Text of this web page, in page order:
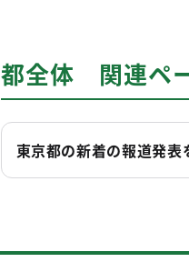
都全体 関連ペ
東京都の新着の報道発表